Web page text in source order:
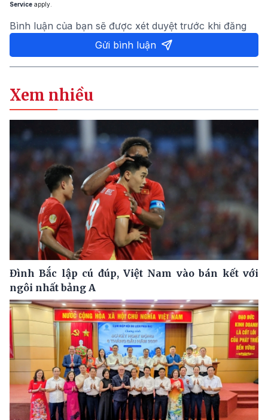
Service apply.
Bình luận của bạn sẽ được xét duyệt trước khi đăng
Gửi bình luận
Xem nhiều
Đình Bắc lập cú đúp, Việt Nam vào bán kết với
ngôi nhất bảng A